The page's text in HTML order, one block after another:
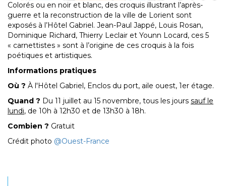
Colorés ou en noir et blanc, des croquis illustrant l’après-
guerre et la reconstruction de la ville de Lorient sont
exposés à l’Hôtel Gabriel. Jean-Paul Jappé, Louis Rosan,
Dominique Richard, Thierry Leclair et Younn Locard, ces 5
« carnettistes » sont à l’origine de ces croquis à la fois
poétiques et artistiques.
Informations pratiques
Où ? À l'Hôtel Gabriel, Enclos du port, aile ouest, 1er étage.
Quand ? Du 11 juillet au 15 novembre, tous les jours sauf le
lundi, de 10h à 12h30 et de 13h30 à 18h.
Combien ? Gratuit
Crédit photo @Ouest-France